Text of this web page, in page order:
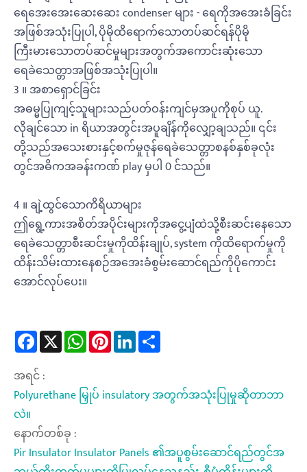
ရေအေးအေးဆေးဆေး condenser များ - ရေကိုအအေးခံခြင်း
အဖြစ်အသုံးပြုပါ, ပိုမိုထိရောက်သောတပ်ဆင်ရန်ပိုမို
ကြီးမားသောတပ်ဆင်မှုများအတွက်အကောင်းဆုံးသော
ရေခဲသေတ္တာအဖြစ်အသုံးပြုပါ။
3 ။ အစာရှောင်ခြင်း
အဓမ္မပြုကျင့်သူများသည်ပတ်ဝန်းကျင်မှအပူကိုစုပ် ယူ.
လိုချင်သော in ရိယာအတွင်းအပူချိန်ကိုလျှော့ချသည်။ ၎င်း
တို့သည်အသေးစားနှင့်စက်မှုဇုန်ရေခဲသေတ္တာစနစ်နှစ်ခုလုံး
တွင်အဓိကအခန်းကဏ် play မှပါ 0 င်သည်။
4 ။ ချဲ့ထွင်သောကိရိယာများ
ဤရွေ့ကားအစိတ်အပိုင်းများကိုအငွေ့ပျံထဲသို့စီးဆင်းနေသော
ရေခဲသေတ္တာစီးဆင်းမှုကိုထိန်းချုပ်, system ကိုထိရောက်မှုကို
ထိန်းသိမ်းထားနေစဉ်အအေးခံစွမ်းဆောင်ရည်ကိုပိုကောင်း
အောင်လုပ်ပေး။
Facebook WhatsAppPinterestLinkedIn
အရင် :
Polyurethane မြှုပ် insulatory အတွက်အသုံးပြုမှုဆိုတာဘာ
လဲ။
နောက်တစ်ခု :
Pir Insulator Insulator Panels ၏အပူစွမ်းဆောင်ရည်တွင်အ